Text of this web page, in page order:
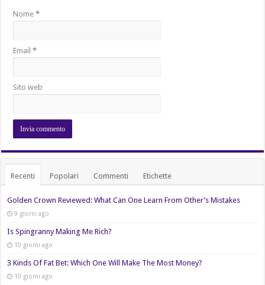
Nome*
Email*
Sito web
Recenti Popolari Commenti Etichette
Golden Crown Reviewed: What Can One Learn From Other’s Mistakes
9 giorni ago
Is Spingranny Making Me Rich?
10 giorni ago
3 Kinds Of Fat Bet: Which One Will Make The Most Money?
10 giorni ago